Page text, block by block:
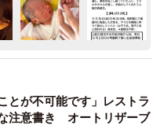
とが不可能です」レストラ
注意書き オートリザーブ